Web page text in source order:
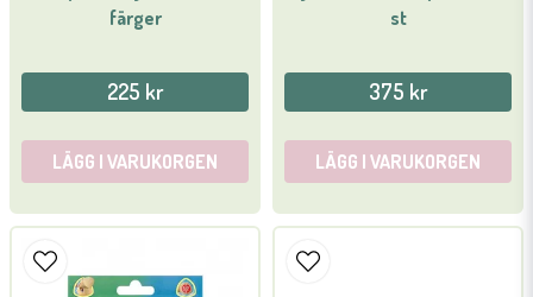
färger
225 kr
LÄGG I VARUKORGEN
st
375 kr
LÄGG I VARUKORGEN